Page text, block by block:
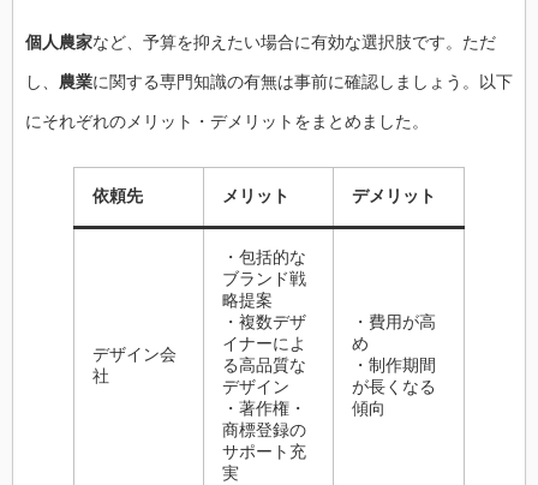
個人農家など、予算を抑えたい場合に有効な選択肢です。ただ
し、 農業に関する専門知識の有無は事前に確認しましょう。以下
にそれぞれのメリット・デメリットをまとめました。
依頼先 メリット デメリット
デザイン会
社
・包括的な
ブランド戦
略提案
・複数デザ
イナーによ
る高品質な
デザイン
・著作権・
商標登録の
サポート充
実
・費用が高
め
・制作期間
が長くなる
傾向